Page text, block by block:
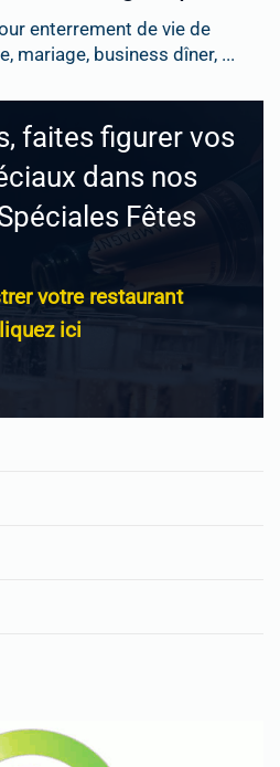
enterrement de vie de
mariage, business dîner, ...
faites figurer vos
dans nos
Fêtes
votre restaurant
ici